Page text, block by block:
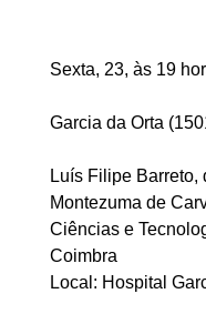
Sexta, 23, às 19
Garcia da Orta
Luís Filipe Barreto,
Montezuma de
Ciências e
Coimbra
Local: Hospital